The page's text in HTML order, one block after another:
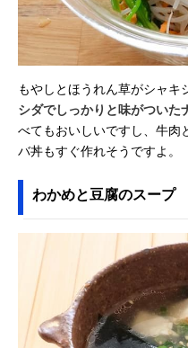
もやしとほうれん草がシャキ
シダでしっかりと味がついた
べてもおいしいですし、牛肉
バ丼もすぐ作れそうですよ。
わかめと豆腐のスープ